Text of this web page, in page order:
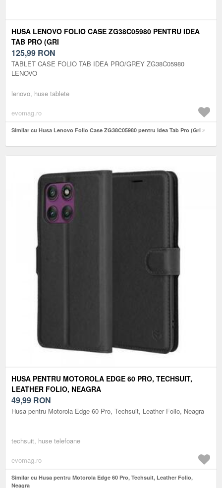
HUSA LENOVO FOLIO CASE ZG38C05980 PENTRU IDEA
TAB PRO (GRI
125,99 RON
TABLET CASE FOLIO TAB IDEA PRO/GREY ZG38C05980
LENOVO
lenovo, huse tablete
evomag.ro
Similar cu Husa Lenovo Folio Case ZG38C05980 pentru Idea Tab Pro (Gri
HUSA PENTRU MOTOROLA EDGE 60 PRO, TECHSUIT,
LEATHER FOLIO, NEAGRA
49,99 RON
Husa pentru Motorola Edge 60 Pro, Techsuit, Leather Folio, Neagra
techsuit, huse telefoane
evomag.ro
Similar cu Husa pentru Motorola Edge 60 Pro, Techsuit, Leather Folio,
Neagra